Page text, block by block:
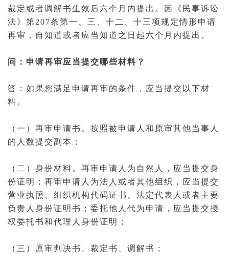
裁定或者调解书生效后六个月内提出。因《民事诉讼
法》第207条第一、三、十二、十三项规定情形申请
再审，自知道或者应当知道之日起六个月内提出。
问：申请再审应当提交哪些材料？
答：如果您满足申请再审的条件，应当提交以下材
料。
（一）再审申请书。按照被申请人和原审其他当事人
的人数提交副本；
（二）身份材料。再审申请人为 自然人
，应当提交身
份证明；再审申请人为法人或者其他组织，应当提交
营业执照、组织机构代码证书、法定代表人或者主要
负责人身份证明书；委托他人代为申请，应当提交授
权委托书和代理人身份证明；
（三）原审 判决书 裁定书 、调解书；